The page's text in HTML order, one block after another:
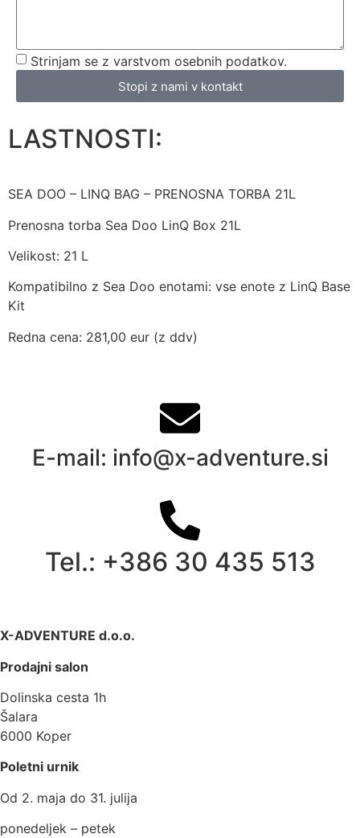
Strinjam se z varstvom osebnih podatkov.
Stopi z nami v kontakt
LASTNOSTI:
SEA DOO – LINQ BAG – PRENOSNA TORBA 21L
Prenosna torba Sea Doo LinQ Box 21L
Velikost: 21 L
Kompatibilno z Sea Doo enotami: vse enote z LinQ Base
Kit
Redna cena: 281,00 eur (z ddv)
E-mail: info@x-adventure.si
Tel.: +386 30 435 513
X-ADVENTURE d.o.o.
Prodajni salon
Dolinska cesta 1h
Šalara
6000 Koper
Poletni urnik
Od 2. maja do 31. julija
ponedeljek – petek